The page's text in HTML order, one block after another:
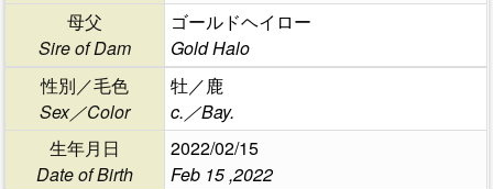
母父
Sire of Dam
ゴールドヘイロー
Gold Halo
性別／毛色
Sex／Color
牡／鹿
c.／Bay.
生年月日
Date of Birth
2022/02/15
Feb 15 ,2022